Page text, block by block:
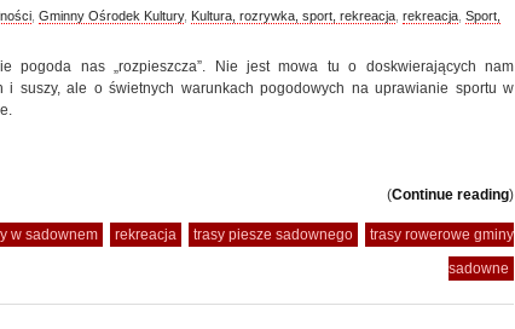
Gminny Ośrodek Kultury, Kultura, rozrywka, sport, rekreacja rekreacja Sport,
pogoda nas „rozpieszcza”. Nie jest mowa tu o doskwierających nam
i suszy, ale o świetnych warunkach pogodowych na uprawianie sportu w
(Continue reading)
w sadownem rekreacja trasy piesze sadownego
trasy rowerowe gminy
sadowne